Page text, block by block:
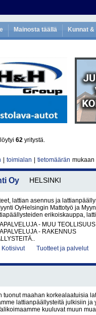
Mainosta täällä Kunnat
62 yritystä.
toimialan tietomäärän mukaan
Oy HELSINKI
lattian asennus ja
OyHelsingin Mattotyö ja
erikoiskauppa,
- MUU TEOLLISUUS
- RAKENNUS
Kotisivut Tuotteet ja palvelut
tuonut maahan korkealaatuisia
lattianpäällysteitä julkisiin
kuuluvat muun